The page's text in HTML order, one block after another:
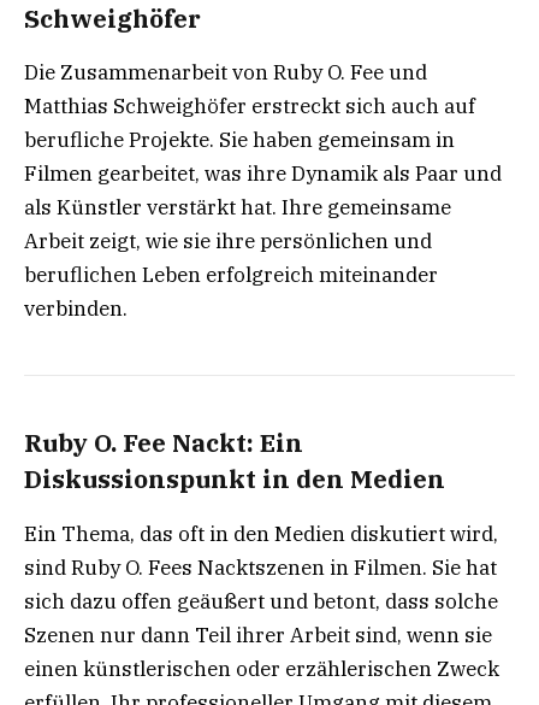
Schweighöfer
Die Zusammenarbeit von Ruby O. Fee und
Matthias Schweighöfer erstreckt sich auch auf
berufliche Projekte. Sie haben gemeinsam in
Filmen gearbeitet, was ihre Dynamik als Paar und
als Künstler verstärkt hat. Ihre gemeinsame
Arbeit zeigt, wie sie ihre persönlichen und
beruflichen Leben erfolgreich miteinander
verbinden.
Ruby O. Fee Nackt: Ein
Diskussionspunkt in den Medien
Ein Thema, das oft in den Medien diskutiert wird,
sind Ruby O. Fees Nacktszenen in Filmen. Sie hat
sich dazu offen geäußert und betont, dass solche
Szenen nur dann Teil ihrer Arbeit sind, wenn sie
einen künstlerischen oder erzählerischen Zweck